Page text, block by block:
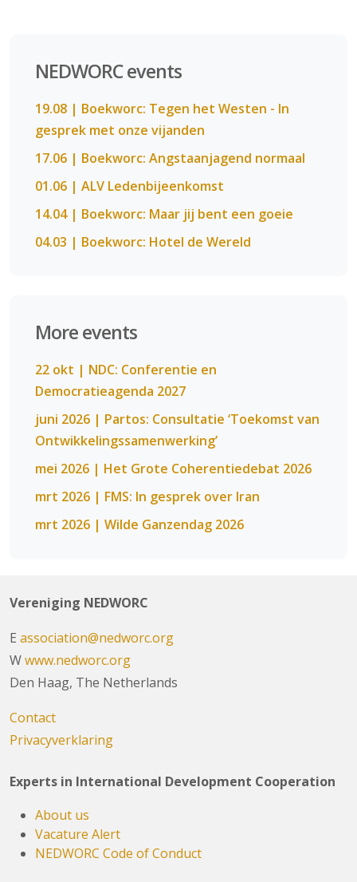
NEDWORC events
19.08 | Boekworc: Tegen het Westen - In
gesprek met onze vijanden
17.06 | Boekworc: Angstaanjagend normaal
01.06 | ALV Ledenbijeenkomst
14.04 | Boekworc: Maar jij bent een goeie
04.03 | Boekworc: Hotel de Wereld
More events
22 okt | NDC: Conferentie en
Democratieagenda 2027
juni 2026 | Partos: Consultatie ‘Toekomst van
Ontwikkelingssamenwerking’
mei 2026 | Het Grote Coherentiedebat 2026
mrt 2026 | FMS: In gesprek over Iran
mrt 2026 | Wilde Ganzendag 2026
Vereniging NEDWORC
E association@nedworc.org
Wwww.nedworc.org
Den Haag, The Netherlands
Contact
Privacyverklaring
Experts in International Development Cooperation
About us
Vacature Alert
NEDWORC Code of Conduct